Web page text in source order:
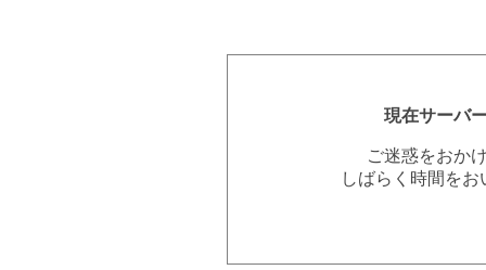
現在サーバ
ご迷惑をおか
しばらく時間を